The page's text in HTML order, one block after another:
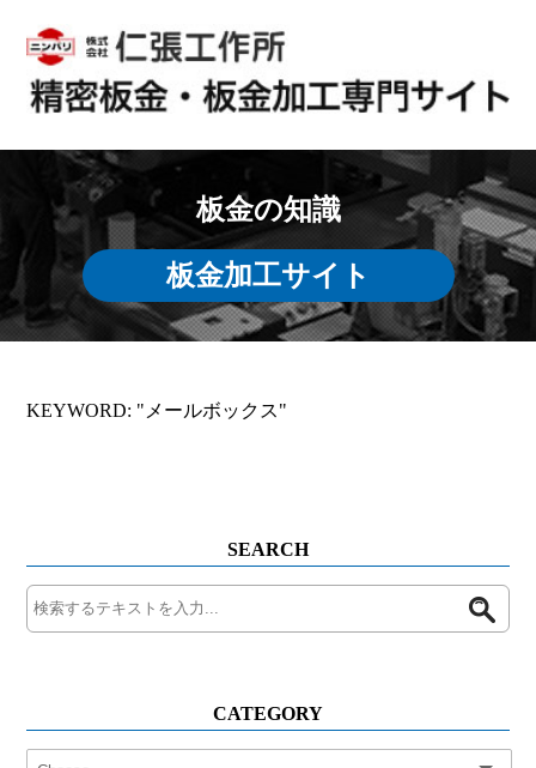
板金の知識
板金加工サイト
KEYWORD: "メールボックス"
SEARCH
CATEGORY